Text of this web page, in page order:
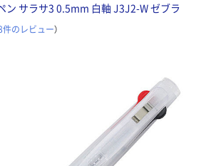
ン サラサ3 0.5mm 白軸 J3J2-W ゼブラ
件のレビュー）